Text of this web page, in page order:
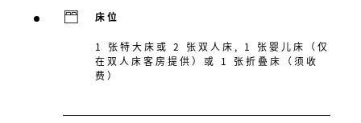
床位
1 张特大床或 2 张双人床, 1 张婴儿床（仅
在双人床客房提供）或 1 张折叠床（须收
费）